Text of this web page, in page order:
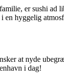
er sushi
en hyggelig
at nyde
i dag!